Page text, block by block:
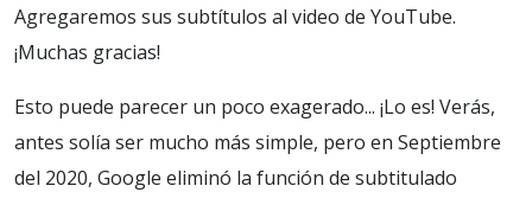
Agregaremos sus subtítulos al video de YouTube.
¡Muchas gracias!
Esto puede parecer un poco exagerado... ¡Lo es! Verás,
antes solía ser mucho más simple, pero en Septiembre
del 2020, Google eliminó la función de subtitulado